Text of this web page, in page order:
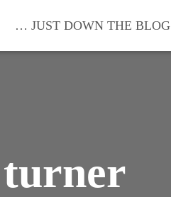
… JUST DOWN THE BLOG